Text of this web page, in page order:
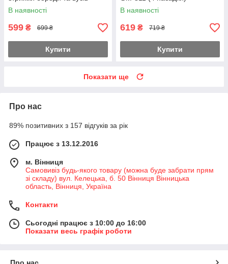
В наявності
599 ₴ 699 ₴
Купити
В наявності
619 ₴ 719 ₴
Купити
Показати ще
Про нас
89% позитивних з 157 відгуків за рік
Працює з 13.12.2016
м. Вінниця
Самовивіз будь-якого товару (можна буде забрати прям
зі складу) вул. Келецька, б. 50 Вінниця Вінницька
область, Вінниця, Україна
Контакти
Сьогодні працює з 10:00 до 16:00
Показати весь графік роботи